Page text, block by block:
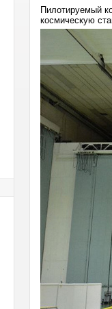
Пилотируемый
космическую